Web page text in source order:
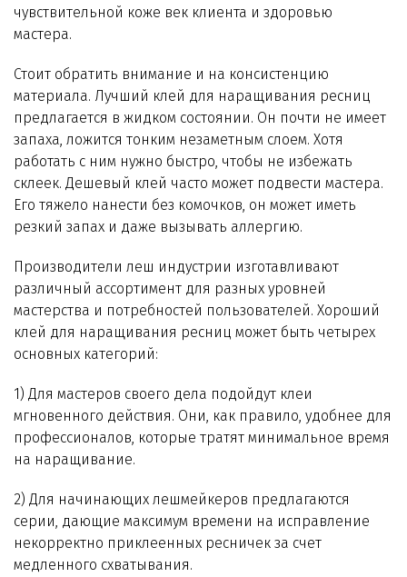
чувствительной коже век клиента и здоровью
мастера.
Стоит обратить внимание и на консистенцию
материала. Лучший клей для наращивания ресниц
предлагается в жидком состоянии. Он почти не имеет
запаха, ложится тонким незаметным слоем. Хотя
работать с ним нужно быстро, чтобы не избежать
склеек. Дешевый клей часто может подвести мастера.
Его тяжело нанести без комочков, он может иметь
резкий запах и даже вызывать аллергию.
Производители леш индустрии изготавливают
различный ассортимент для разных уровней
мастерства и потребностей пользователей. Хороший
клей для наращивания ресниц может быть четырех
основных категорий:
1) Для мастеров своего дела подойдут клеи
мгновенного действия. Они, как правило, удобнее для
профессионалов, которые тратят минимальное время
на наращивание.
2) Для начинающих лешмейкеров предлагаются
серии, дающие максимум времени на исправление
некорректно приклеенных ресничек за счет
медленного схватывания.